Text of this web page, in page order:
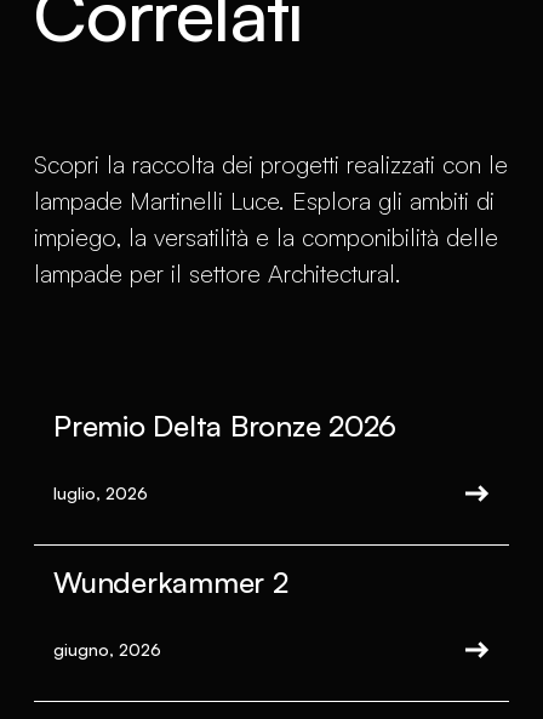
Scopri la raccolta dei progetti realizzati con le
lampade Martinelli Luce. Esplora gli ambiti di
impiego, la versatilità e la componibilità delle
lampade per il settore Architectural.
Premio Delta Bronze 2026
luglio, 2026
Wunderkammer 2
giugno, 2026